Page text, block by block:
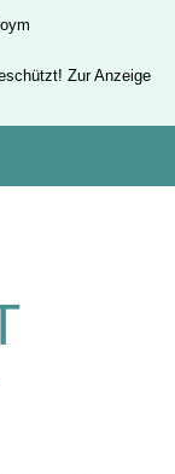
Zur Anzeige